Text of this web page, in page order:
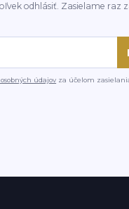
odhlásiť. Zasielame raz
údajov za účelom